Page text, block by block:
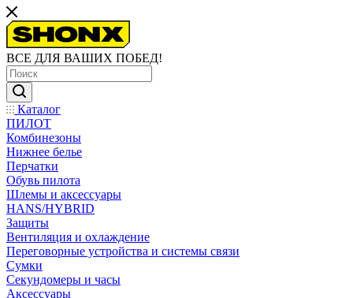
ВСЕ ДЛЯ ВАШИХ ПОБЕД!
Каталог
ПИЛОТ
Комбинезоны
Нижнее белье
Перчатки
Обувь пилота
Шлемы и аксессуары
HANS/HYBRID
Защиты
Вентиляция и охлаждение
Переговорные устройства и системы связи
Сумки
Секундомеры и часы
Аксессуары